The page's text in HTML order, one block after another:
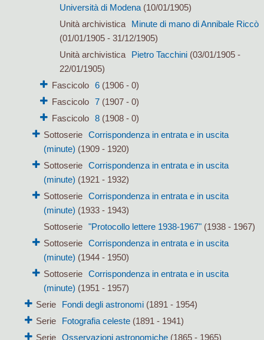
Università di Modena(10/01/1905)
Unità archivistica
Minute di mano di Annibale Riccò
(01/01/1905 - 31/12/1905)
Unità archivistica
Pietro Tacchini(03/01/1905 -
22/01/1905)
Fascicolo
6(1906 - 0)
Fascicolo
7(1907 - 0)
Fascicolo
8(1908 - 0)
Sottoserie
Corrispondenza in entrata e in uscita
(minute) (1909 - 1920)
Sottoserie
Corrispondenza in entrata e in uscita
(minute) (1921 - 1932)
Sottoserie
Corrispondenza in entrata e in uscita
(minute) (1933 - 1943)
Sottoserie
"Protocollo lettere 1938-1967" (1938 - 1967)
Sottoserie
Corrispondenza in entrata e in uscita
(minute) (1944 - 1950)
Sottoserie
Corrispondenza in entrata e in uscita
(minute) (1951 - 1957)
Serie
Fondi degli astronomi(1891 - 1954)
Serie
Fotografia celeste(1891 - 1941)
Serie Osservazioni astronomiche(1865 - 1965)